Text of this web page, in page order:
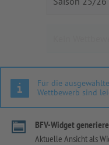
Für die
Wettbewerb sind
BFV-Widget
Aktuelle Ansicht als